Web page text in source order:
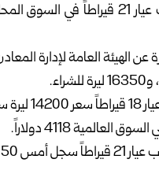
عنالهيئة العامة لإدارة
للشراء.
4118 دولاراً.
و16750 ليرة ‏للشراء.